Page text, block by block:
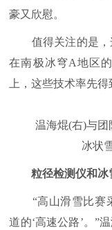
豪又欣慰。
值得关注的是，
在南极冰穹A地区
上，这些技术率先得
温海焜(右)与团
冰状
粒径检测仪和
“高山滑雪比赛采
道的‘高速公路’。”